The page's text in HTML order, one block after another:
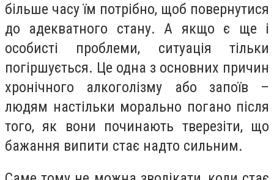
більше часу їм потрібно, щоб повернутися
до адекватного стану. А якщо є ще і
особисті проблеми, ситуація тільки
погіршується. Це одна з основних причин
хронічного алкоголізму або запоїв –
людям настільки морально погано після
того, як вони починають тверезіти, що
бажання випити стає надто сильним.